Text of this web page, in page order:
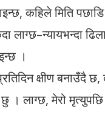
कहिले मिति
लाग्छ–न्यायभन्दा
।
क्षीण बनाउँदै
। लाग्छ, मेरो मृत्युपछि